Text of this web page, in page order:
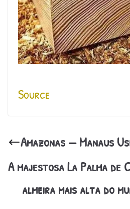
Source
Amazonas — Manaus
A majestosa La Palma de
almeira mais alta do